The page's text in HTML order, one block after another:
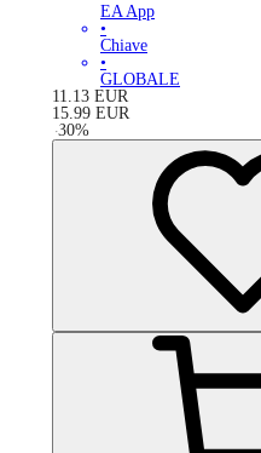
EA App
•
Chiave
•
GLOBALE
11.13 EUR
15.99 EUR
-30%